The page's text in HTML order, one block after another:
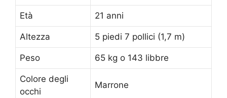
Età 21 anni
Altezza 5 piedi 7 pollici (1,7 m)
Peso 65 kg o 143 libbre
Colore degli
occhi
Marrone